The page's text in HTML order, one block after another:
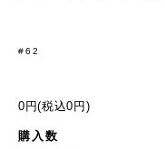
#62
0円(税込0円)
購入数